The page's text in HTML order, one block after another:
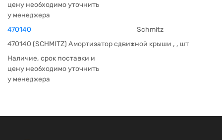
цену необходимо уточнить
у менеджера
470140
Schmitz
470140 (SCHMITZ) Амортизатор сдвижной крыши , , шт
Наличие, срок поставки и
цену необходимо уточнить
у менеджера